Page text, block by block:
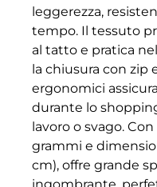
leggerezza,
tempo. Il tessuto
al tatto e pratica
la chiusura con zip
ergonomici
durante lo
lavoro o svago.
grammi e
cm), offre grande